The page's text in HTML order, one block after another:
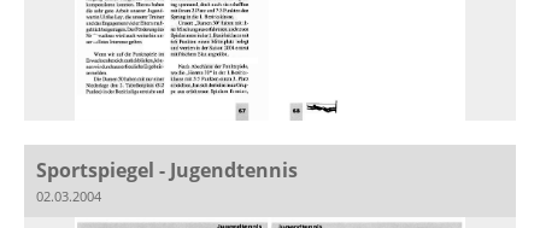
Sportspiegel - Jugendtennis
02.03.2004